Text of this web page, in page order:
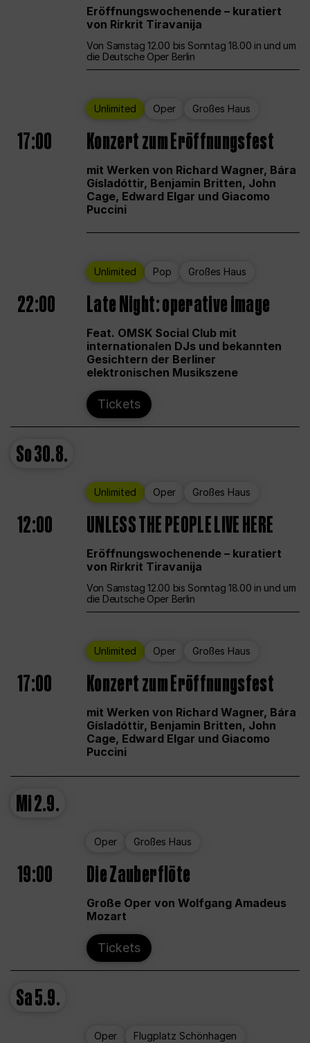
Eröffnungswochenende – kuratiert
von Rirkrit Tiravanija
Von Samstag 12.00 bis Sonntag 18.00 in und um
die Deutsche Oper Berlin
Unlimited Oper Großes Haus
17:00 Konzert zum Eröffnungsfest
mit Werken von Richard Wagner, Bára
Gísladóttir, Benjamin Britten, John
Cage, Edward Elgar und Giacomo
Puccini
Unlimited Pop Großes Haus
22:00 Late Night: operative image
Feat. OMSK Social Club mit
internationalen DJs und bekannten
Gesichtern der Berliner
elektronischen Musikszene
Tickets
So30.8.
Unlimited Oper Großes Haus
12:00 UNLESS THE PEOPLE LIVE HERE
Eröffnungswochenende – kuratiert
von Rirkrit Tiravanija
Von Samstag 12.00 bis Sonntag 18.00 in und um
die Deutsche Oper Berlin
Unlimited Oper Großes Haus
17:00 Konzert zum Eröffnungsfest
mit Werken von Richard Wagner, Bára
Gísladóttir, Benjamin Britten, John
Cage, Edward Elgar und Giacomo
Puccini
Mi2.9.
Oper Großes Haus
19:00 Die Zauberflöte
Große Oper von Wolfgang Amadeus
Mozart
Tickets
Sa5.9.
Oper Flugplatz Schönhagen